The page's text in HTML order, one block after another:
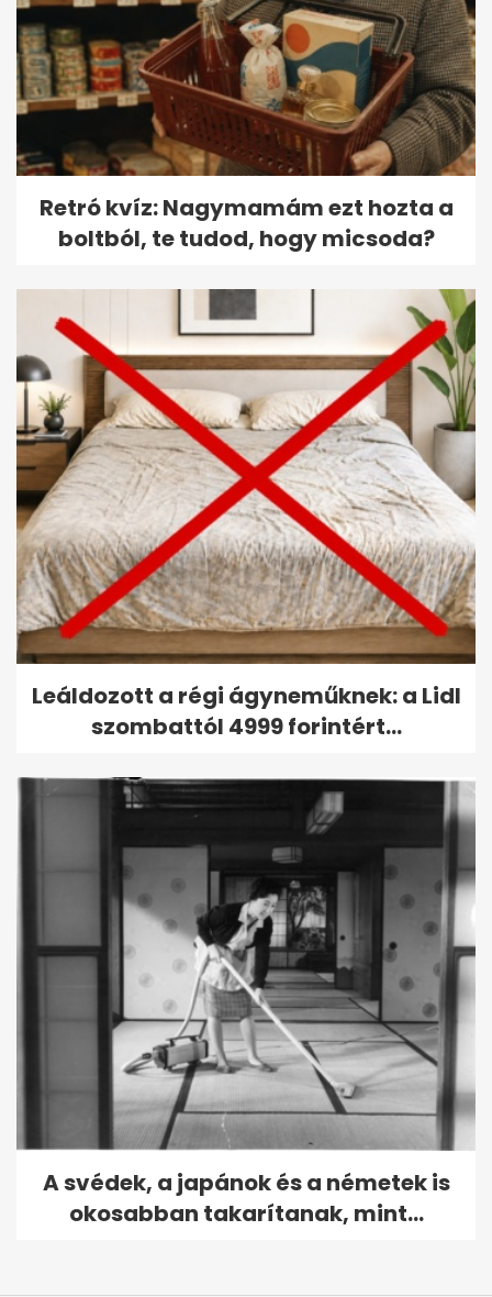
Retró kvíz: Nagymamám ezt hozta a
boltból, te tudod, hogy micsoda?
Leáldozott a régi ágyneműknek: a Lidl
szombattól 4999 forintért...
A svédek, a japánok és a németek is
okosabban takarítanak, mint...